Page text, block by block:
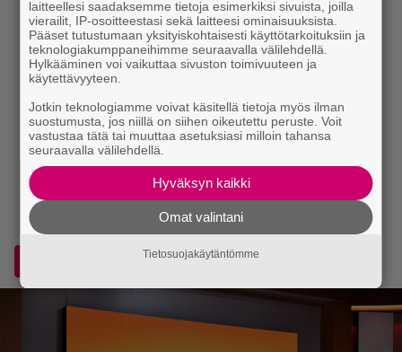
Lisää Voice.fi Googlen ensisijaiseksi lähteeksi
laitteellesi saadaksemme tietoja esimerkiksi sivuista, joilla
vierailit, IP-osoitteestasi sekä laitteesi ominaisuuksista.
Pääset tutustumaan yksityiskohtaisesti käyttötarkoituksiin ja
teknologiakumppaneihimme seuraavalla välilehdellä.
Hylkääminen voi vaikuttaa sivuston toimivuuteen ja
käytettävyyteen.
Jotkin teknologiamme voivat käsitellä tietoja myös ilman
suostumusta, jos niillä on siihen oikeutettu peruste. Voit
vastustaa tätä tai muuttaa asetuksiasi milloin tahansa
seuraavalla välilehdellä.
Hyväksyn kaikki
Omat valintani
Tietosuojakäytäntömme